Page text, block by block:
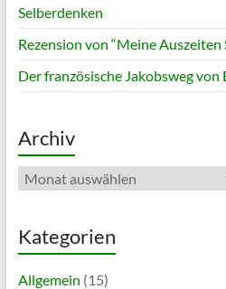
Selberdenken
Rezension von “Meine
Der französische Jakobsweg von
Archiv
Archiv
Kategorien
Allgemein (15)